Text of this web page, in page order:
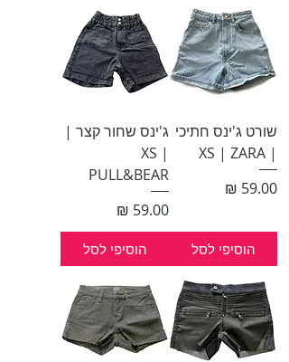
שורט ג'ינס חתיכי
| XS | ZARA
מחיר
הוסיפי לסל
ג'ינס שחור קצר |
XS |
PULL&BEAR
מחיר
הוסיפי לסל